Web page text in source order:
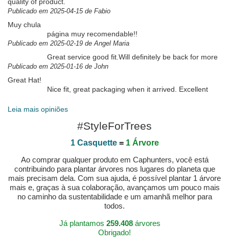
quality of product.
Publicado em 2025-04-15 de Fabio
Muy chula
página muy recomendable!!
Publicado em 2025-02-19 de Angel Maria
Great service good fit.Will definitely be back for more
Publicado em 2025-01-16 de John
Great Hat!
Nice fit, great packaging when it arrived. Excellent
Publicado em 2025-01-10 de Kris
Leia mais opiniões
#StyleForTrees
1 Casquette= 1 Árvore
Ao comprar qualquer produto em Caphunters, você está
contribuindo para plantar árvores nos lugares do planeta que
mais precisam dela. Com sua ajuda, é possível plantar 1 árvore
mais e, graças à sua colaboração, avançamos um pouco mais
no caminho da sustentabilidade e um amanhã melhor para
todos.
Já plantamos 259.408árvores
Obrigado!